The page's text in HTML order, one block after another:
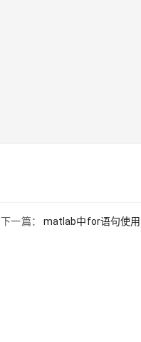
下一篇： matlab中for语句使用